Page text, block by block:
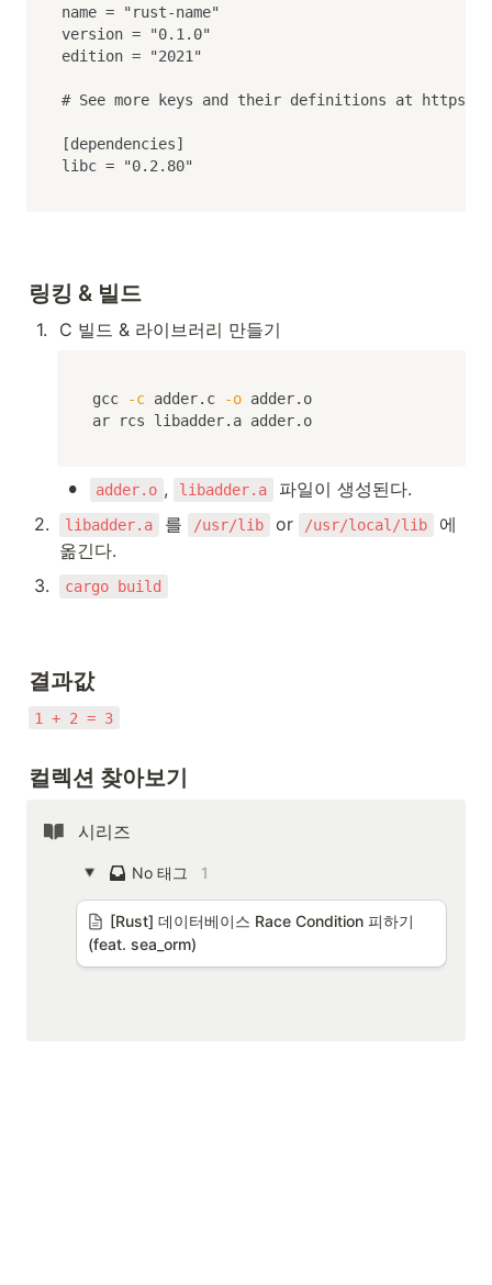
name = "rust-name"
version = "0.1.0"
edition = "2021"
# See more keys and their definitions at
[dependencies]
libc = "0.2.80"
링킹 & 빌드
1. C 빌드 & 라이브러리 만들기
gcc -c adder.c -o adder.o
ar rcs libadder.a adder.o
• adder.o , libadder.a
파일이 생성된다.
2. libadder.a 를 /usr/lib or /usr/local/lib
에
옮긴다.
3. cargo build
결과값
1 + 2 = 3
컬렉션 찾아보기
시리즈
No 태그 1
[Rust] 데이터베이스 Race Condition 피하기
(feat. sea_orm)